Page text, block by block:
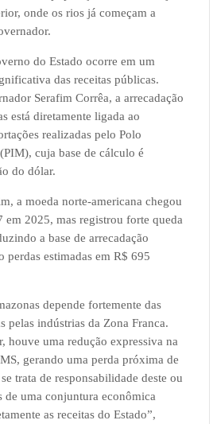
onde os rios já começam a
do Estado ocorre em um
das receitas públicas.
Serafim Corrêa, a arrecadação
está diretamente ligada ao
realizadas pelo Polo
cuja base de cálculo é
do dólar.
a moeda norte-americana chegou
em 2025, mas registrou forte queda
a base de arrecadação
perdas estimadas em R$ 695
depende fortemente das
pelas indústrias da Zona Franca.
houve uma redução expressiva na
gerando uma perda próxima de
trata de responsabilidade deste ou
de uma conjuntura econômica
as receitas do Estado”,